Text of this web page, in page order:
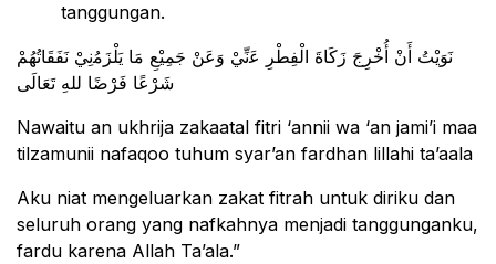
tanggungan.
ﻧَﻮَﻳْﺖُ ﺃَﻥْ ﺃُﺧْﺮِﺝَ ﺯَﻛَﺎﺓَ ﺍﻟْﻔِﻄْﺮِ ﻋَنِّيْ ﻭَﻋَﻦْ ﺟَﻤِﻴْﻊِ ﻣَﺎ ﻳَﻠْﺰَﻣُنِيْ ﻧَﻔَﻘَﺎﺗُﻬُﻢْ
ﺷَﺮْﻋًﺎ ﻓَﺮْﺿًﺎ ﻟﻠﻪِ ﺗَﻌَﺎﻟَﻰ
Nawaitu an ukhrija zakaatal fitri ‘annii wa ‘an jami’i maa
tilzamunii nafaqoo tuhum syar’an fardhan lillahi ta’aala
Aku niat mengeluarkan zakat fitrah untuk diriku dan
seluruh orang yang nafkahnya menjadi tanggunganku,
fardu karena Allah Ta’ala.”